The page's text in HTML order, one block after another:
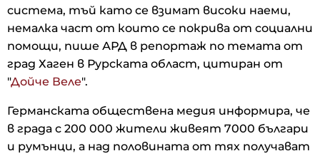
система, тъй като се взимат високи наеми,
немалка част от които се покрива от социални
помощи, пише АРД в репортаж по темата от
град Хаген в Рурската област, цитиран от
"Дойче Веле".
Германската обществена медия информира, че
в града с 200 000 жители живеят 7000 българи
и румънци, а над половината от тях получават